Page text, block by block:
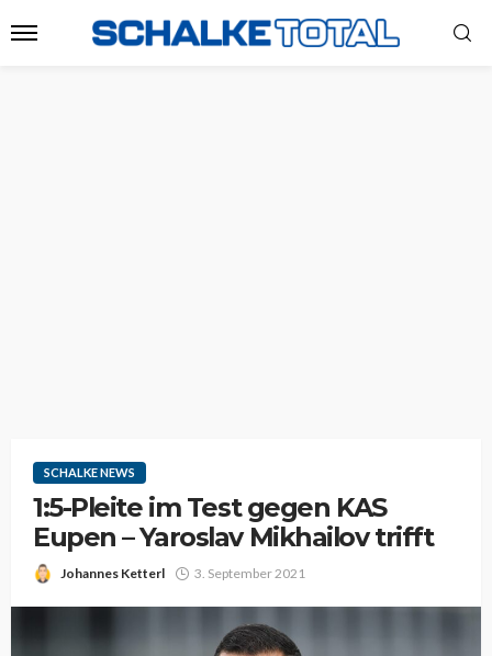
SCHALKE NEWS
1:5-Pleite im Test gegen KAS
Eupen – Yaroslav Mikhailov trifft
Johannes Ketterl 3. September 2021